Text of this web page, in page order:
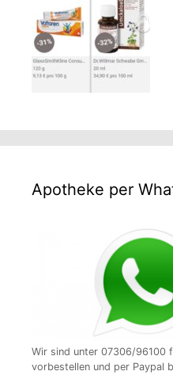
Apotheke per
Wir sind unter 07306/96100
vorbestellen und per Paypal